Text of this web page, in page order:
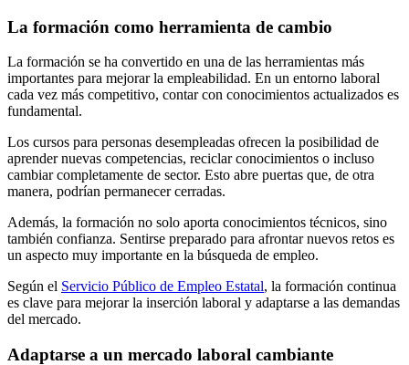
La formación como herramienta de cambio
La formación se ha convertido en una de las herramientas más
importantes para mejorar la empleabilidad. En un entorno laboral
cada vez más competitivo, contar con conocimientos actualizados es
fundamental.
Los cursos para personas desempleadas ofrecen la posibilidad de
aprender nuevas competencias, reciclar conocimientos o incluso
cambiar completamente de sector. Esto abre puertas que, de otra
manera, podrían permanecer cerradas.
Además, la formación no solo aporta conocimientos técnicos, sino
también confianza. Sentirse preparado para afrontar nuevos retos es
un aspecto muy importante en la búsqueda de empleo.
Según el Servicio Público de Empleo Estatal, la formación continua
es clave para mejorar la inserción laboral y adaptarse a las demandas
del mercado.
Adaptarse a un mercado laboral cambiante